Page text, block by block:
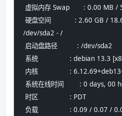
虚拟内存 Swap       : 0.00 MB /
/dev/sda2 - /
启动盘路径          : /dev/sda2
系统                : debian 13.3
内核                :
系统在线时间        : 0 days, 00
时区                : PDT
负载                : 0.09 / 0.07 /